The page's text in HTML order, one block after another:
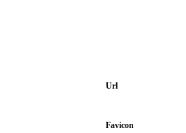
Url
Favicon